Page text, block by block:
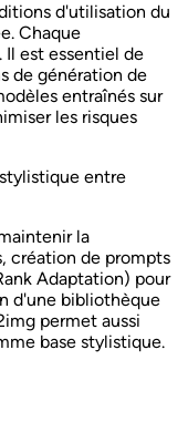
d'utilisation du
Chaque
Il est essentiel de
de génération de
entraînés sur
les risques
entre
la
création de prompts
Adaptation) pour
d'une bibliothèque
permet aussi
base stylistique.